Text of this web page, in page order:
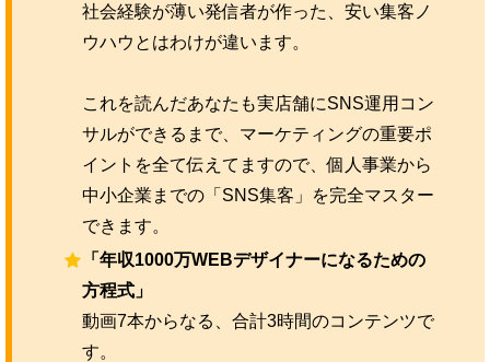
社会経験が薄い発信者が作った、安い集客ノ
ウハウとはわけが違います。
これを読んだあなたも実店舗にSNS運用コン
サルができるまで、マーケティングの重要ポ
イントを全て伝えてますので、個人事業から
中小企業までの「SNS集客」を完全マスター
できます。
「年収1000万WEBデザイナーになるための
方程式」
動画7本からなる、合計3時間のコンテンツで
す。